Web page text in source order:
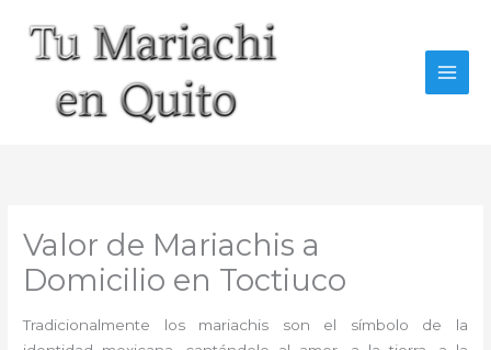
contenido
Valor de Mariachis a
Domicilio en Toctiuco
Tradicionalmente los mariachis son el símbolo de la